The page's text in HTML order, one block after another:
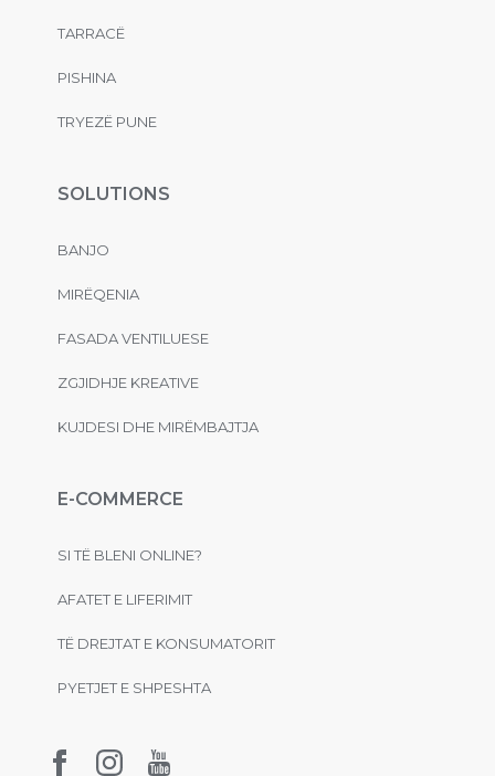
TARRACË
PISHINA
TRYEZË PUNE
SOLUTIONS
BANJO
MIRËQENIA
FASADA VENTILUESE
ZGJIDHJE KREATIVE
KUJDESI DHE MIRËMBAJTJA
E-COMMERCE
SI TË BLENI ONLINE?
AFATET E LIFERIMIT
TË DREJTAT E KONSUMATORIT
PYETJET E SHPESHTA